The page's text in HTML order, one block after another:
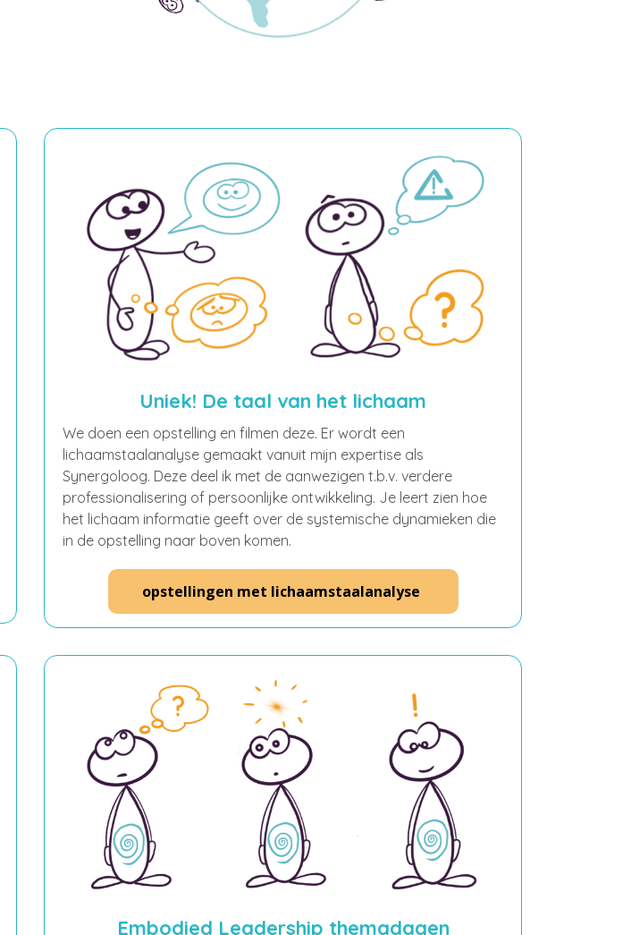
Uniek! De taal van het lichaam
We doen een opstelling en filmen deze. Er wordt een
lichaamstaalanalyse gemaakt vanuit mijn expertise als
Synergoloog. Deze deel ik met de aanwezigen t.b.v. verdere
professionalisering of persoonlijke ontwikkeling. Je leert zien hoe
het lichaam informatie geeft over de systemische dynamieken die
in de opstelling naar boven komen.
opstellingen met lichaamstaalanalyse
Embodied Leadership themadagen